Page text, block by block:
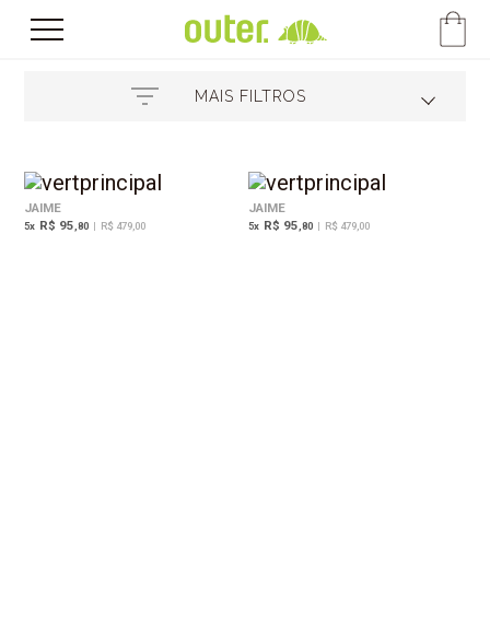
MAIS FILTROS
JAIME
5x R$ 95 ,80 | R$ 479,00
JAIME
5x R$ 95 ,80 | R$ 479,00